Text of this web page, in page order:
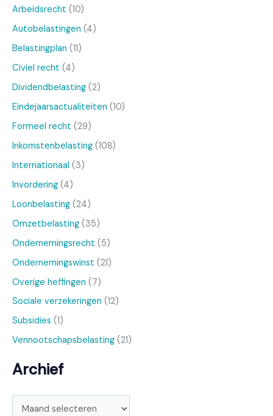
Arbeidsrecht (10)
Autobelastingen (4)
Belastingplan (11)
Civiel recht (4)
Dividendbelasting (2)
Eindejaarsactualiteiten (10)
Formeel recht (29)
Inkomstenbelasting (108)
Internationaal (3)
Invordering (4)
Loonbelasting (24)
Omzetbelasting (35)
Ondernemingsrecht (5)
Ondernemingswinst (21)
Overige heffingen (7)
Sociale verzekeringen (12)
Subsidies (1)
Vennootschapsbelasting (21)
Archief